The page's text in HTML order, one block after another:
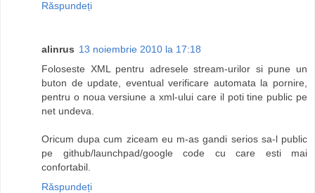
Răspundeți
alinrus 13 noiembrie 2010 la 17:18
Foloseste XML pentru adresele stream-urilor si pune un
buton de update, eventual verificare automata la pornire,
pentru o noua versiune a xml-ului care il poti tine public pe
net undeva.
Oricum dupa cum ziceam eu m-as gandi serios sa-l public
pe github/launchpad/google code cu care esti mai
confortabil.
Răspundeți